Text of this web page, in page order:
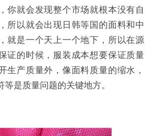
你就会发现整个市场就根本没有自
所以就会出现日韩等国的面料和中
就是一个天上一个地下，所以在源
证的时候，服装成本想要保证质量
生产质量外，像面料质量的缩水，
等是质量问题的关键地方。